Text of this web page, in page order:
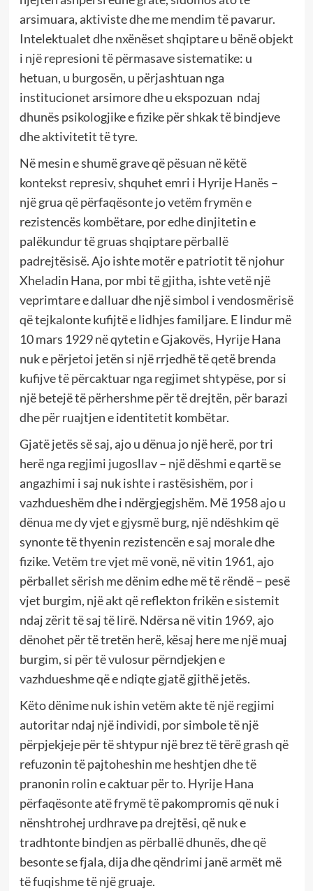
arsimuara, aktiviste dhe me mendim të pavarur.
Intelektualet dhe nxënëset shqiptare u bënë objekt
i një represioni të përmasave sistematike: u
hetuan, u burgosën, u përjashtuan nga
institucionet arsimore dhe u ekspozuan ndaj
dhunës psikologjike e fizike për shkak të bindjeve
dhe aktivitetit të tyre.
Në mesin e shumë grave që pësuan në këtë
kontekst represiv, shquhet emri i Hyrije Hanës –
një grua që përfaqësonte jo vetëm frymën e
rezistencës kombëtare, por edhe dinjitetin e
palëkundur të gruas shqiptare përballë
padrejtësisë. Ajo ishte motër e patriotit të njohur
Xheladin Hana, por mbi të gjitha, ishte vetë një
veprimtare e dalluar dhe një simbol i vendosmërisë
që tejkalonte kufijtë e lidhjes familjare. E lindur më
10 mars 1929 në qytetin e Gjakovës, Hyrije Hana
nuk e përjetoi jetën si një rrjedhë të qetë brenda
kufijve të përcaktuar nga regjimet shtypëse, por si
një betejë të përhershme për të drejtën, për barazi
dhe për ruajtjen e identitetit kombëtar.
Gjatë jetës së saj, ajo u dënua jo një herë, por tri
herë nga regjimi jugosllav – një dëshmi e qartë se
angazhimi i saj nuk ishte i rastësishëm, por i
vazhdueshëm dhe i ndërgjegjshëm. Më 1958 ajo u
dënua me dy vjet e gjysmë burg, një ndëshkim që
synonte të thyenin rezistencën e saj morale dhe
fizike. Vetëm tre vjet më vonë, në vitin 1961, ajo
përballet sërish me dënim edhe më të rëndë – pesë
vjet burgim, një akt që reflekton frikën e sistemit
ndaj zërit të saj të lirë. Ndërsa në vitin 1969, ajo
dënohet për të tretën herë, kësaj here me një muaj
burgim, si për të vulosur përndjekjen e
vazhdueshme që e ndiqte gjatë gjithë jetës.
Këto dënime nuk ishin vetëm akte të një regjimi
autoritar ndaj një individi, por simbole të një
përpjekjeje për të shtypur një brez të tërë grash që
refuzonin të pajtoheshin me heshtjen dhe të
pranonin rolin e caktuar për to. Hyrije Hana
përfaqësonte atë frymë të pakompromis që nuk i
nënshtrohej urdhrave pa drejtësi, që nuk e
tradhtonte bindjen as përballë dhunës, dhe që
besonte se fjala, dija dhe qëndrimi janë armët më
të fuqishme të një gruaje.